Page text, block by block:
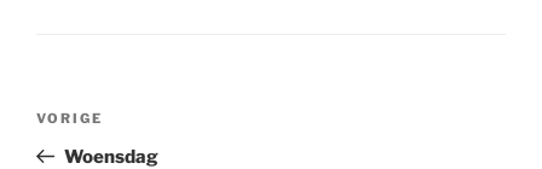
Vorig
bericht
VORIGE
Woensdag